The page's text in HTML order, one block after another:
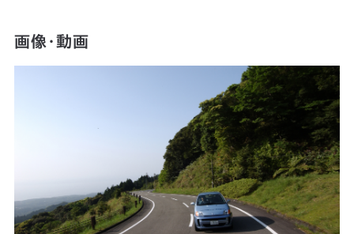
画像・動画